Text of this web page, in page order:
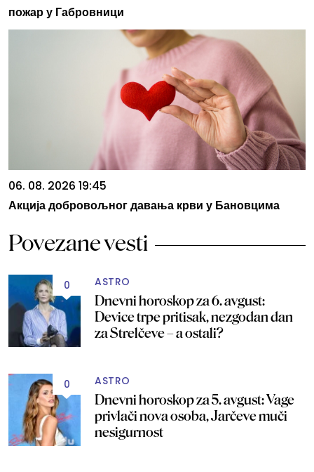
пожар у Габровници
06. 08. 2026 19:45
Акција добровољног давања крви у Бановцима
Povezane vesti
0 ASTRO
Dnevni horoskop za 6. avgust:
Device trpe pritisak, nezgodan dan
za Strelčeve – a ostali?
0 ASTRO
Dnevni horoskop za 5. avgust: Vage
privlači nova osoba, Jarčeve muči
nesigurnost